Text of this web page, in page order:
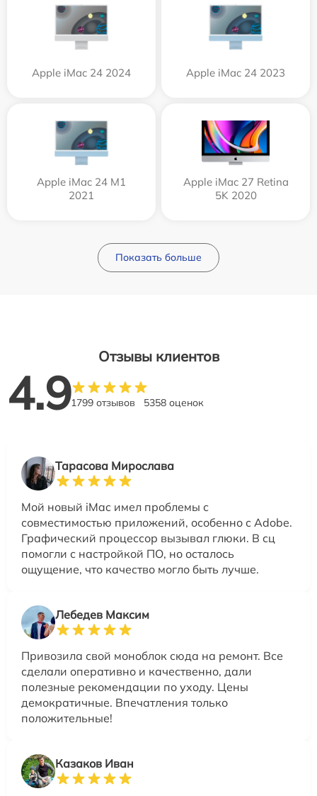
Apple iMac 24 2024 Apple iMac 24 2023
Apple iMac 24 M1
2021
Apple iMac 27 Retina
5K 2020
Показать больше
Отзывы клиентов
4.91799 отзывов 5358 оценок
Тарасова Мирослава
Мой новый iMac имел проблемы с
совместимостью приложений, особенно с Adobe.
Графический процессор вызывал глюки. В сц
помогли с настройкой ПО, но осталось
ощущение, что качество могло быть лучше.
Лебедев Максим
Привозила свой моноблок сюда на ремонт. Все
сделали оперативно и качественно, дали
полезные рекомендации по уходу. Цены
демократичные. Впечатления только
положительные!
Казаков Иван